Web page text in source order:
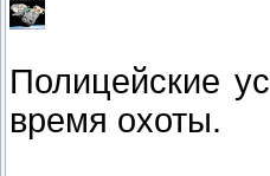
Полицейские
время охоты.